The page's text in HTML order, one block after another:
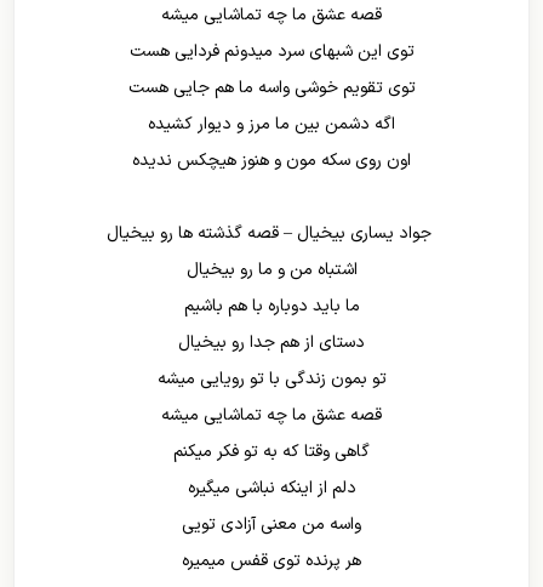
قصه عشق ما چه تماشایی میشه
توی این شبهای سرد میدونم فردایی هست
توی تقویم خوشی واسه ما هم جایی هست
اگه دشمن بین ما مرز و دیوار کشیده
اون روی سکه مون و هنوز هیچکس ندیده
جواد یساری بیخیال – قصه گذشته ها رو بیخیال
اشتباه من و ما رو بیخیال
ما باید دوباره با هم باشیم
دستای از هم جدا رو بیخیال
تو بمون زندگی با تو رویایی میشه
قصه عشق ما چه تماشایی میشه
گاهی وقتا که به تو فکر میکنم
دلم از اینکه نباشی میگیره
واسه من معنی آزادی تویی
هر پرنده توی قفس میمیره